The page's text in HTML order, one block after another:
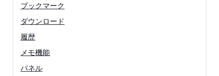
ブックマーク
ダウンロード
履歴
メモ機能
パネル